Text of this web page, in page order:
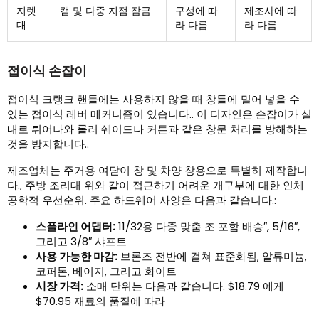
지렛
대
캠 및 다중 지점 잠금
구성에 따
라 다름
제조사에 따
라 다름
접이식 손잡이
접이식 크랭크 핸들에는 사용하지 않을 때 창틀에 밀어 넣을 수
있는 접이식 레버 메커니즘이 있습니다.. 이 디자인은 손잡이가 실
내로 튀어나와 롤러 쉐이드나 커튼과 같은 창문 처리를 방해하는
것을 방지합니다..
제조업체는 주거용 여닫이 창 및 차양 창용으로 특별히 제작합니
다., 주방 조리대 위와 같이 접근하기 어려운 개구부에 대한 인체
공학적 우선순위. 주요 하드웨어 사양은 다음과 같습니다.:
스플라인 어댑터:11/32용 다중 맞춤 조 포함 배송″, 5/16″,
그리고 3/8″ 샤프트
사용 가능한 마감: 브론즈 전반에 걸쳐 표준화됨, 알류미늄,
코퍼톤, 베이지, 그리고 화이트
시장 가격: 소매 단위는 다음과 같습니다. $18.79 에게
$70.95 재료의 품질에 따라